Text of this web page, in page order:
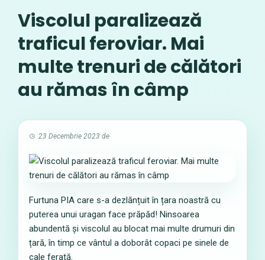
Viscolul paralizează
traficul feroviar. Mai
multe trenuri de călători
au rămas în câmp
23 Decembrie 2023 de
Furtuna PIA care s-a dezlănțuit în țara noastră cu
puterea unui uragan face prăpăd! Ninsoarea
abundentă și viscolul au blocat mai multe drumuri din
țară, în timp ce vântul a doborât copaci pe sinele de
cale ferată.